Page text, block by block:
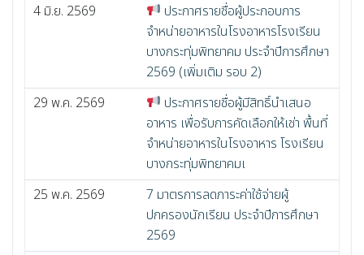
4 มิ.ย. 2569
ประกาศรายชื่อผู้ประกอบการ
จำหน่ายอาหารในโรงอาหารโรงเรียน
บางกระทุ่มพิทยาคม ประจำปีการศึกษา
2569 (เพิ่มเติม รอบ 2)
29 พ.ค. 2569
ประกาศรายชื่อผู้มีสิทธิ์นำเสนอ
อาหาร เพื่อรับการคัดเลือกให้เช่า พื้นที่
จำหน่ายอาหารในโรงอาหาร โรงเรียน
บางกระทุ่มพิทยาคมเ
25 พ.ค. 2569
7 มาตรการลดภาระค่าใช้จ่ายผู้
ปกครองนักเรียน ประจำปีการศึกษา
2569